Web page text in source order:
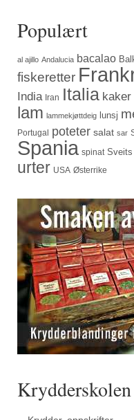
Populært
al ajillo Andalucia bacalao
fiskeretter
India Iran Italia kaker
lam lammekjøttdeig lunsj
Portugal poteter salat sar
Spania spinat Sveits
urter USA Østerrike
Krydderskolen